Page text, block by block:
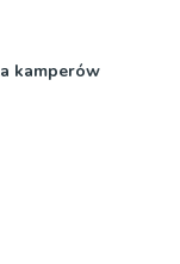
kamperów